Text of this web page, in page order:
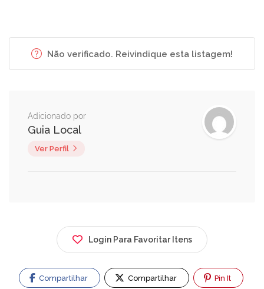
Não verificado. Reivindique esta listagem!
Adicionado por
Guia Local
Ver Perfil
Login Para Favoritar Itens
Compartilhar Compartilhar Pin It